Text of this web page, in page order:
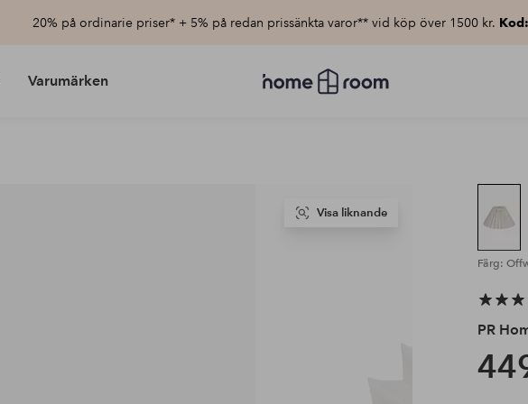
20% på ordinarie priser* + 5% på redan prissänkta varor** vid köp över 1500 kr.
Varumärken
Homeroom
–
Visa liknande
Färg:
PR